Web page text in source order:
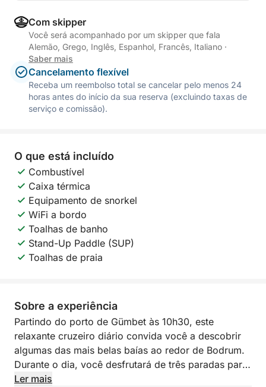
Com skipper
Você será acompanhado por um skipper que fala
Alemão, Grego, Inglês, Espanhol, Francês, Italiano ·
Saber mais
Cancelamento flexível
Receba um reembolso total se cancelar pelo menos 24
horas antes do início da sua reserva (excluindo taxas de
serviço e comissão).
O que está incluído
Combustível
Caixa térmica
Equipamento de snorkel
WiFi a bordo
Toalhas de banho
Stand-Up Paddle (SUP)
Toalhas de praia
Sobre a experiência
Partindo do porto de Gümbet às 10h30, este
relaxante cruzeiro diário convida você a descobrir
algumas das mais belas baías ao redor de Bodrum.
Durante o dia, você desfrutará de três paradas para
nadar em locais deslumbrantes, incluindo a Baía do
Ler mais